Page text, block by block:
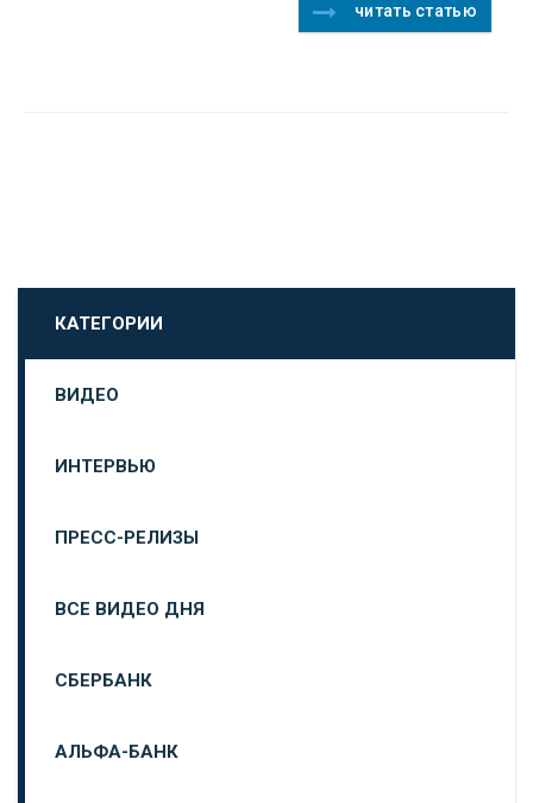
читать статью
КАТЕГОРИИ
ВИДЕО
ИНТЕРВЬЮ
ПРЕСС-РЕЛИЗЫ
ВСЕ ВИДЕО ДНЯ
СБЕРБАНК
АЛЬФА-БАНК